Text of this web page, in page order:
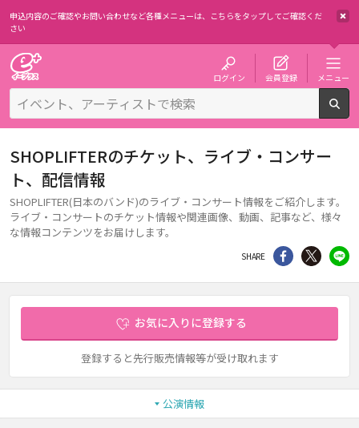
申込内容のご確認やお問い合わせなど各種メニューは、 こちらをタップしてご確認くだ
さい
ログイン 会員登録 メニュー
SHOPLIFTERのチケット、ライブ・コンサー
ト、配信情報
SHOPLIFTER(日本のバンド)のライブ・コンサート情報をご紹介します。
ライブ・コンサートのチケット情報や関連画像、動画、記事など、様々
な情報コンテンツをお届けします。
SHARE シェア Twitter
お気に入りに登録する
登録すると先行販売情報等が受け取れます
公演情報